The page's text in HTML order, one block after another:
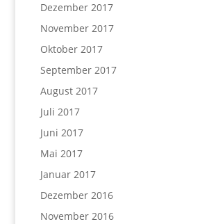
Dezember 2017
November 2017
Oktober 2017
September 2017
August 2017
Juli 2017
Juni 2017
Mai 2017
Januar 2017
Dezember 2016
November 2016